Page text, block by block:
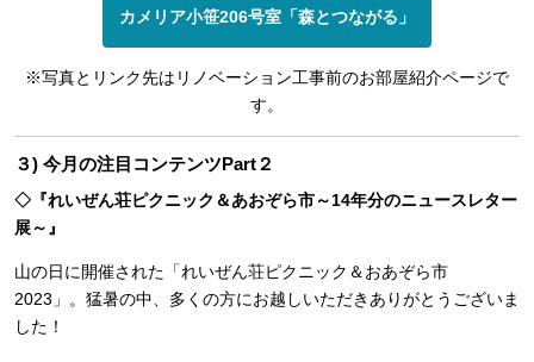
カメリア小笹206号室「森とつながる」
※写真とリンク先はリノベーション工事前のお部屋紹介ページで
す。
３) 今月の注目コンテンツPart２
◇『れいぜん荘ピクニック＆あおぞら市～14年分のニュースレター
展～』
山の日に開催された「れいぜん荘ピクニック＆おあぞら市
2023」。猛暑の中、多くの方にお越しいただきありがとうございま
した！